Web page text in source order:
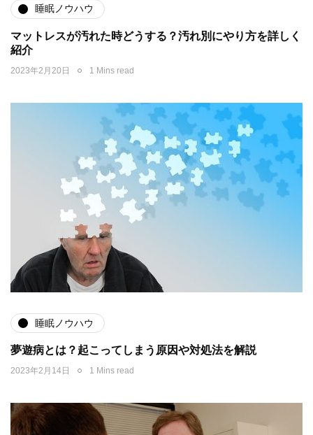
睡眠ノウハウ
マットレスが汚れた時どうする？汚れ別にやり方を詳しく
紹介
2023年2月20日 1 Mins read
睡眠ノウハウ
夢遊病とは？起こってしまう原因や対処法を解説
2023年2月14日 1 Mins read